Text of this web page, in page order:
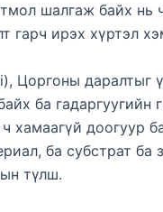
шалгаж байх нь
гарч ирэх хүртэл
Цоргоны даралтыг
ба
хамаагүй доогуур
ба субстрат
түлш.